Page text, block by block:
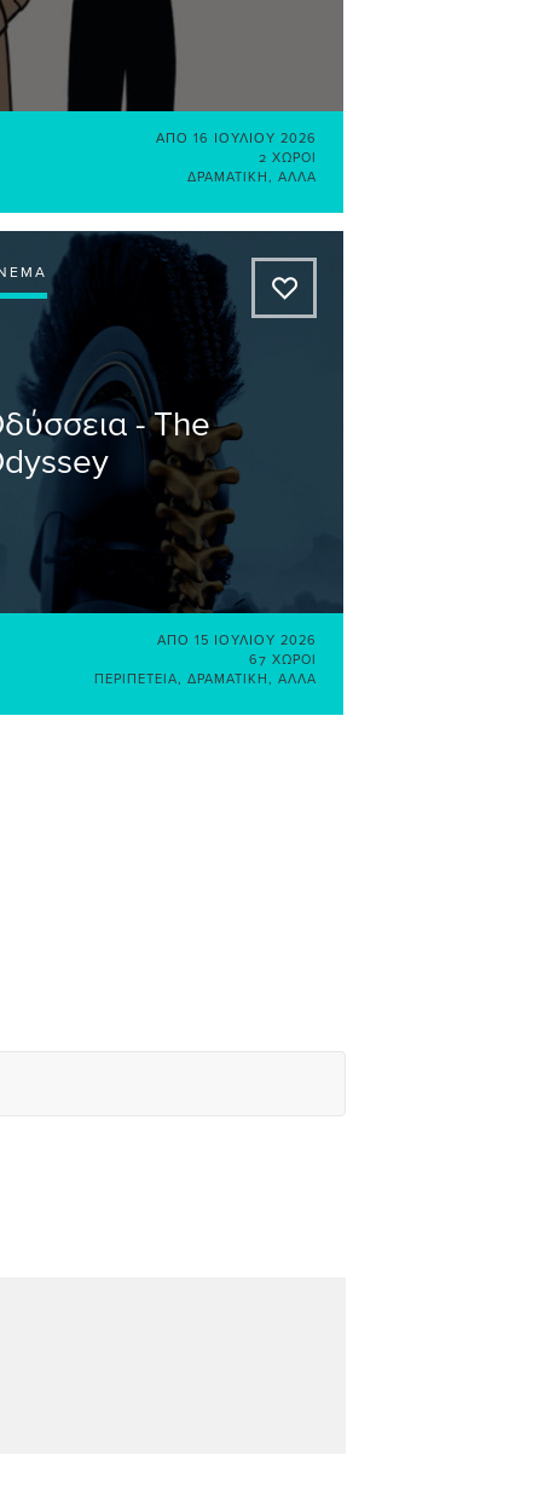
ΑΠΌ 16 ΙΟΥΛΊΟΥ 2026
2 ΧΏΡΟΙ
ΔΡΑΜΑΤΙΚΉ
ΆΛΛΑ
A
- The
ΑΠΌ 15 ΙΟΥΛΊΟΥ 2026
67 ΧΏΡΟΙ
ΠΕΡΙΠΈΤΕΙΑ
ΔΡΑΜΑΤΙΚΉ ΆΛΛΑ